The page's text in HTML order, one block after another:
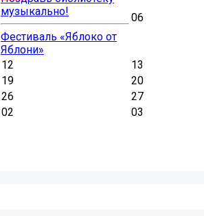
музыкально!
Фестиваль «Яблоко от
Яблони»
06
12 13
19 20
26 27
02 03